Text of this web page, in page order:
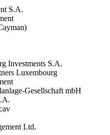
S.A.
Investments S.A.
Luxembourg
Gesellschaft mbH
Ltd.